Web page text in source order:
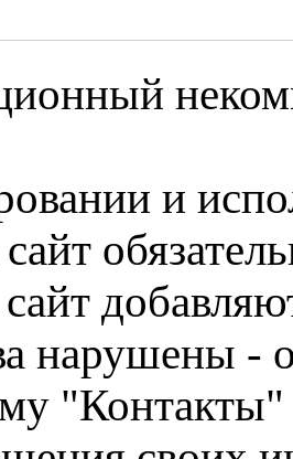
и
нарушены -
"Контакты"